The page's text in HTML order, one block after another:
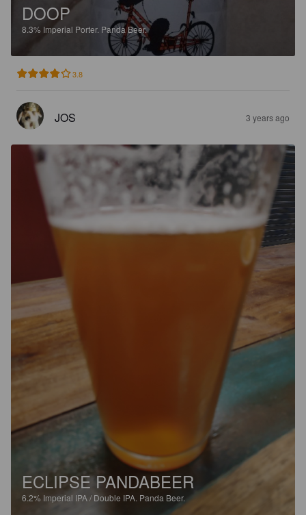
DOOP
8.3% Imperial Porter. Panda Beer.
3.8
JOS 3 years ago
ECLIPSE PANDABEER
6.2% Imperial IPA / Double IPA. Panda Beer.